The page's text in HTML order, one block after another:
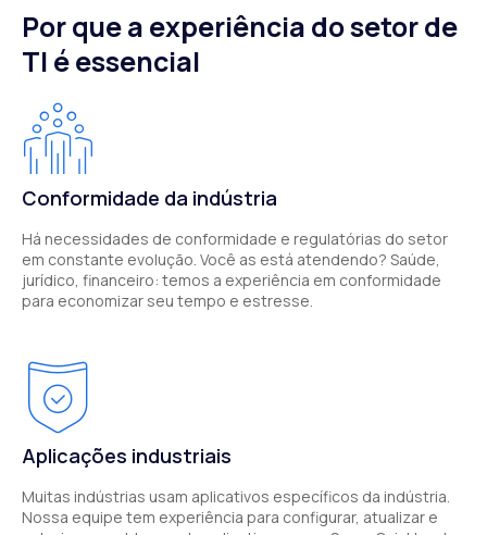
Por que a experiência do setor de
TI é essencial
Conformidade da indústria
Há necessidades de conformidade e regulatórias do setor
em constante evolução. Você as está atendendo? Saúde,
jurídico, financeiro: temos a experiência em conformidade
para economizar seu tempo e estresse.
Aplicações industriais
Muitas indústrias usam aplicativos específicos da indústria.
Nossa equipe tem experiência para configurar, atualizar e